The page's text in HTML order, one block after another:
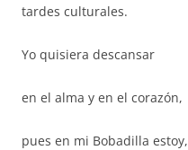
tardes culturales.
Yo quisiera descansar
en el alma y en el corazón,
pues en mi Bobadilla estoy,